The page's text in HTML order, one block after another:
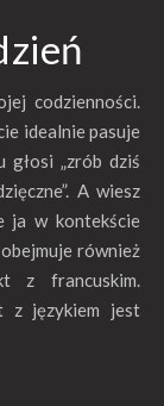
idealnie pasuje
głosi „zrób dziś
A wiesz
ja w kontekście
również
z francuskim.
z językiem jest